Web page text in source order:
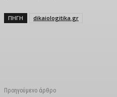
ΠΗΓΗ dikaiologitika.gr
Προηγούμενο άρθρο